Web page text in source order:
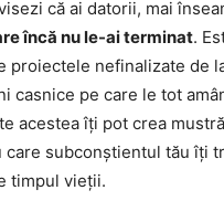
că ai datorii, mai
încă nu le-ai terminat.
proiectele nefinalizate de
casnice pe care le tot
acestea îți pot crea
care subconștientul tău îți
timpul vieții.